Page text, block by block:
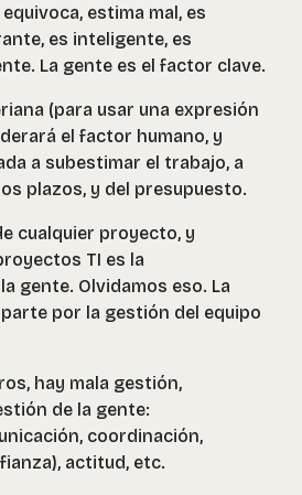
estima mal, es
es inteligente, es
La gente es el factor clave.
(para usar una expresión
el factor humano, y
a subestimar el trabajo, a
plazos, y del presupuesto.
cualquier proyecto, y
TI es la
gente. Olvidamos eso. La
por la gestión del equipo
hay mala gestión,
de la gente:
coordinación,
actitud, etc.